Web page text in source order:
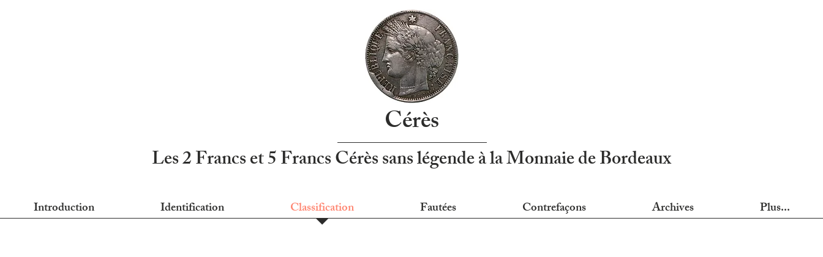
Cérès
Les 2 Francs et 5 Francs Cérès sans légende à la Monnaie de Bordeaux
Introduction Identification Classification Fautées Contrefaçons Archives Plus...